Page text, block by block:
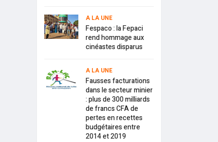
A LA UNE
Fespaco : la Fepaci
rend hommage aux
cinéastes disparus
A LA UNE
Fausses facturations
dans le secteur minier
: plus de 300 milliards
de francs CFA de
pertes en recettes
budgétaires entre
2014 et 2019